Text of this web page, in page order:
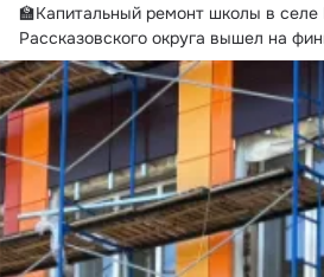
🏫Капитальный ремонт школы в селе
Рассказовского округа вышел на